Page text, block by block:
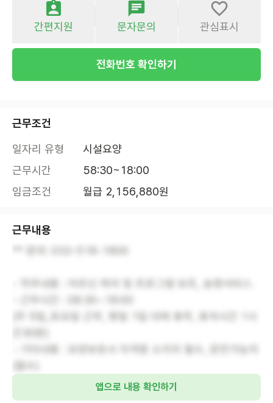
간편지원 문자문의 관심표시
전화번호 확인하기
근무조건
일자리 유형
시설요양
근무시간
58:30~18:00
임금조건
월급 2,156,880원
근무내용
- 직무내용 : 어르신 케어 및 프로그램 보조, 송영서비스.
앱으로 내용 확인하기